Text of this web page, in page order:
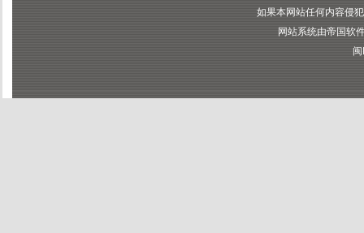
如果本网站任何内容侵
网站系统由帝国软